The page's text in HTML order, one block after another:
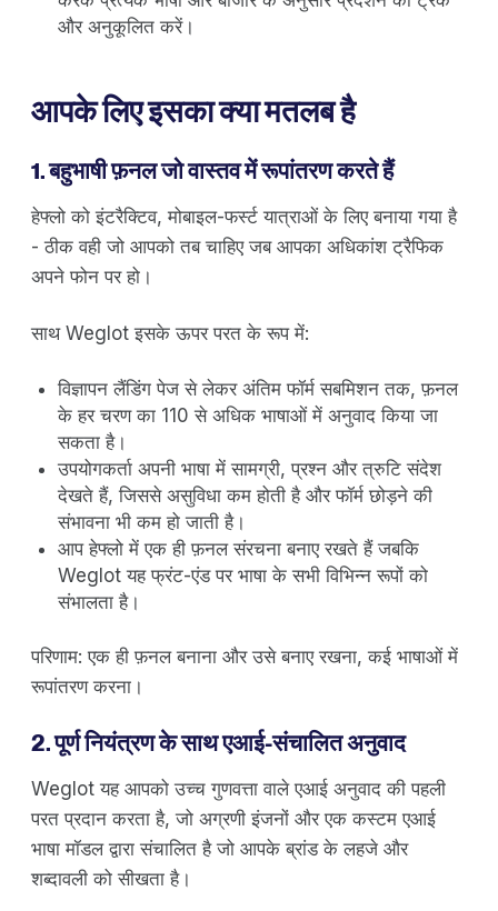
और अनुकूलित करें।
आपके लिए इसका क्या मतलब है
1. बहुभाषी फ़नल जो वास्तव में रूपांतरण करते हैं
हेफ्लो को इंटरैक्टिव, मोबाइल-फर्स्ट यात्राओं के लिए बनाया गया है
- ठीक वही जो आपको तब चाहिए जब आपका अधिकांश ट्रैफिक
अपने फोन पर हो।
साथ Weglot इसके ऊपर परत के रूप में:
विज्ञापन लैंडिंग पेज से लेकर अंतिम फॉर्म सबमिशन तक, फ़नल
के हर चरण का 110 से अधिक भाषाओं में अनुवाद किया जा
सकता है।
उपयोगकर्ता अपनी भाषा में सामग्री, प्रश्न और त्रुटि संदेश
देखते हैं, जिससे असुविधा कम होती है और फॉर्म छोड़ने की
संभावना भी कम हो जाती है।
आप हेफ्लो में एक ही फ़नल संरचना बनाए रखते हैं जबकि
Weglot यह फ्रंट-एंड पर भाषा के सभी विभिन्न रूपों को
संभालता है।
परिणाम: एक ही फ़नल बनाना और उसे बनाए रखना, कई भाषाओं में
रूपांतरण करना।
2. पूर्ण नियंत्रण के साथ एआई-संचालित अनुवाद
Weglot यह आपको उच्च गुणवत्ता वाले एआई अनुवाद की पहली
परत प्रदान करता है, जो अग्रणी इंजनों और एक कस्टम एआई
भाषा मॉडल द्वारा संचालित है जो आपके ब्रांड के लहजे और
शब्दावली को सीखता है।